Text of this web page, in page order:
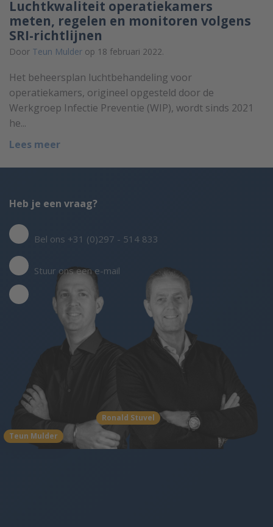
Luchtkwaliteit operatiekamers
meten, regelen en monitoren volgens
SRI-richtlijnen
Door Teun Mulder op 18 februari 2022.
Het beheersplan luchtbehandeling voor
operatiekamers, origineel opgesteld door de
Werkgroep Infectie Preventie (WIP), wordt sinds 2021
he...
Lees meer
Teun Mulder
Ronald Stuvel
Heb je een vraag?
Bel ons +31 (0)297 - 514 833
Stuur ons een e-mail